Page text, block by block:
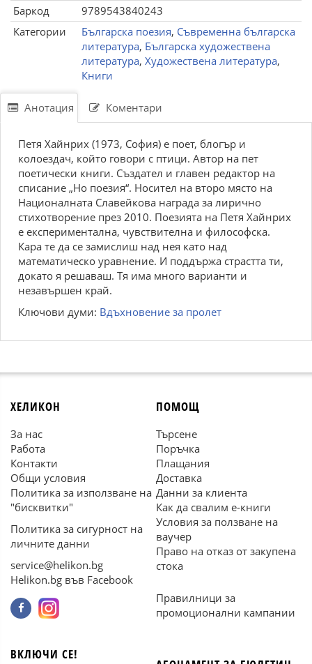
Баркод
9789543840243
Категории
Българска поезия, Съвременна българска
литература, Българска художествена
литература, Художествена литература,
Книги
Анотация Коментари
Петя Хайнрих (1973, София) е поет, блогър и
колоездач, който говори с птици. Автор на пет
поетически книги. Създател и главен редактор на
списание „Но поезия“. Носител на второ място на
Националната Славейкова награда за лирично
стихотворение през 2010. Поезията на Петя Хайнрих
е експериментална, чувствителна и философска.
Кара те да се замислиш над нея като над
математическо уравнение. И поддържа страстта ти,
докато я решаваш. Тя има много варианти и
незавършен край.
Ключови думи: Вдъхновение за пролет
ХЕЛИКОН
За нас
Работа
Контакти
Общи условия
Политика за използване на
"бисквитки"
Политика за сигурност на
личните данни
service@helikon.bg
Helikon.bg във Facebook
ПОМОЩ
Търсене
Поръчка
Плащания
Доставка
Данни за клиента
Как да свалим е-книги
Условия за ползване на
ваучер
Право на отказ от закупена
стока
Правилници за
промоционални кампании
ВКЛЮЧИ СЕ!